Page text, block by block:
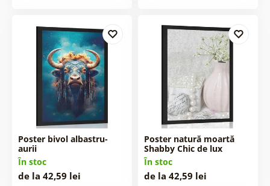
Poster bivol albastru-
aurii
În stoc
de la 42,59 lei
Poster natură moartă
Shabby Chic de lux
În stoc
de la 42,59 lei